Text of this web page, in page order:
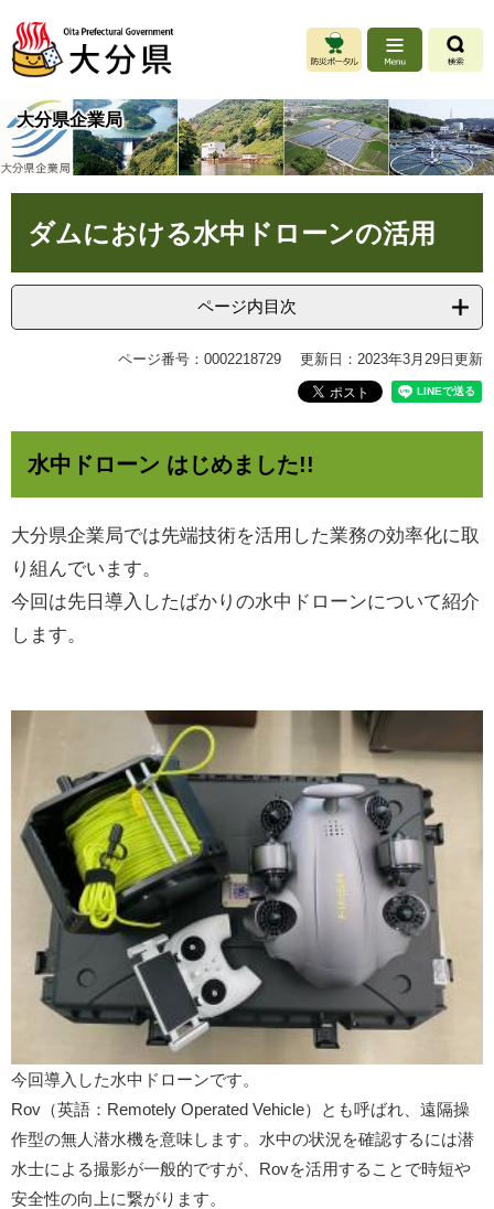
ジ
頭
で
す
。
ュ
飛
ば
し
て
大分県企業局
ダムにおける水中ドローンの活用
ページ内目次
ページ番号：0002218729 更新日：2023年3月29日更新
水中ドローン はじめました!!
大分県企業局では先端技術を活用した業務の効率化に取
り組んでいます。
今回は先日導入したばかりの水中ドローンについて紹介
します。
今回導入した水中ドローンです。
Rov（英語：Remotely Operated Vehicle）とも呼ばれ、遠隔操
作型の無人潜水機を意味します。水中の状況を確認するには潜
水士による撮影が一般的ですが、Rovを活用することで時短や
安全性の向上に繋がります。